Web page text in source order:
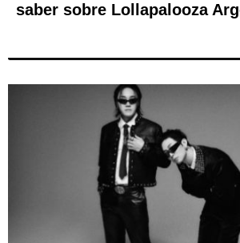
saber sobre Lollapalooza